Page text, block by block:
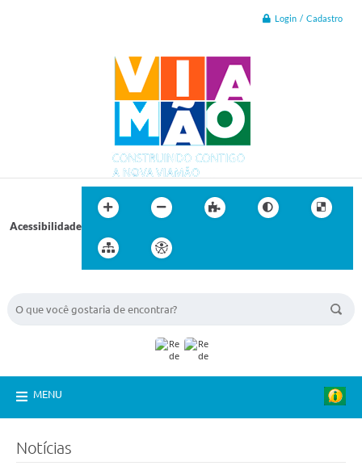
Login / Cadastro
Acessibilidade
MENU
Notícias